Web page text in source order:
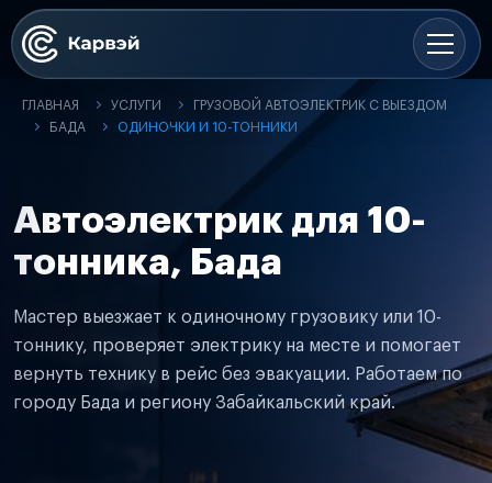
ГЛАВНАЯ УСЛУГИ
ГРУЗОВОЙ АВТОЭЛЕКТРИК С ВЫЕЗДОМ
БАДА
ОДИНОЧКИ И 10-ТОННИКИ
Автоэлектрик для 10-
тонника, Бада
Мастер выезжает к одиночному грузовику или 10-
тоннику, проверяет электрику на месте и помогает
вернуть технику в рейс без эвакуации. Работаем по
городу Бада и региону Забайкальский край.